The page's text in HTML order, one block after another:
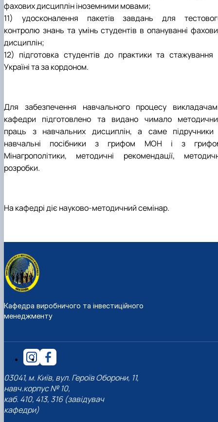
фахових дисциплін іноземними мовами;
11) удосконалення пакетів завдань для
контролю знань та умінь студентів в опануванні
дисциплін;
12) підготовка студентів до практики та стажування
Україні та за кордоном.
Для забезпечення навчального процесу
кафедри підготовлено та видано чимало
праць з навчальних дисциплін, а саме підручники
навчальні посібники з грифом МОН і з
Мінагрополітики, методичні рекомендації,
розробки.
На кафедрі діє науково-методичний семінар.
Кафедра виробничого та інвестиційного
менеджменту
03041, м. Київ, вул. Героїв Оборони, 11,
навч.корпус № 10,
каб. 410, 413, 316 (завідувач
кафедри)